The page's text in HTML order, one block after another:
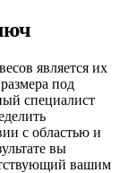
является их
под
специалист
с областью и
вы
вашим